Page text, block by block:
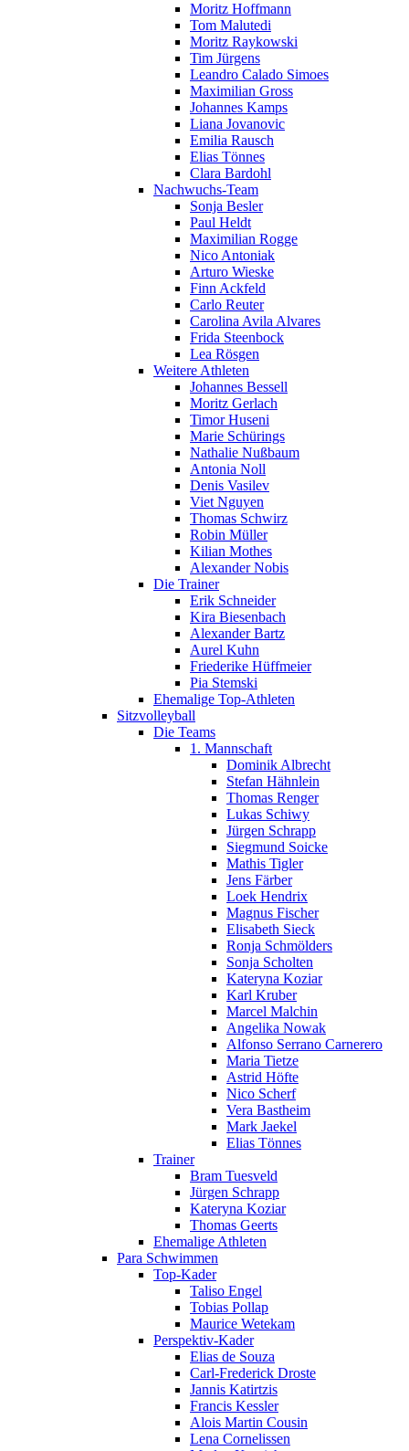
Moritz Hoffmann
Tom Malutedi
Moritz Raykowski
Tim Jürgens
Leandro Calado Simoes
Maximilian Gross
Johannes Kamps
Liana Jovanovic
Emilia Rausch
Elias Tönnes
Clara Bardohl
Nachwuchs-Team
Sonja Besler
Paul Heldt
Maximilian Rogge
Nico Antoniak
Arturo Wieske
Finn Ackfeld
Carlo Reuter
Carolina Avila Alvares
Frida Steenbock
Lea Rösgen
Weitere Athleten
Johannes Bessell
Moritz Gerlach
Timor Huseni
Marie Schürings
Nathalie Nußbaum
Antonia Noll
Denis Vasilev
Viet Nguyen
Thomas Schwirz
Robin Müller
Kilian Mothes
Alexander Nobis
Die Trainer
Erik Schneider
Kira Biesenbach
Alexander Bartz
Aurel Kuhn
Friederike Hüffmeier
Pia Stemski
Ehemalige Top-Athleten
Sitzvolleyball
Die Teams
1. Mannschaft
Dominik Albrecht
Stefan Hähnlein
Thomas Renger
Lukas Schiwy
Jürgen Schrapp
Siegmund Soicke
Mathis Tigler
Jens Färber
Loek Hendrix
Magnus Fischer
Elisabeth Sieck
Ronja Schmölders
Sonja Scholten
Kateryna Koziar
Karl Kruber
Marcel Malchin
Angelika Nowak
Alfonso Serrano Carnerero
Maria Tietze
Astrid Höfte
Nico Scherf
Vera Bastheim
Mark Jaekel
Elias Tönnes
Trainer
Bram Tuesveld
Jürgen Schrapp
Kateryna Koziar
Thomas Geerts
Ehemalige Athleten
Para Schwimmen
Top-Kader
Taliso Engel
Tobias Pollap
Maurice Wetekam
Perspektiv-Kader
Elias de Souza
Carl-Frederick Droste
Jannis Katirtzis
Francis Kessler
Alois Martin Cousin
Lena Cornelissen